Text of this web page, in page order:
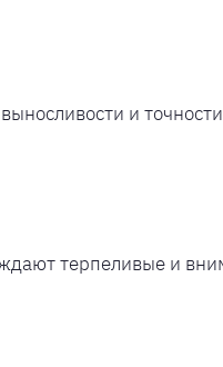
и
терпеливые и